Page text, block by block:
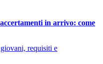
in arrivo: come